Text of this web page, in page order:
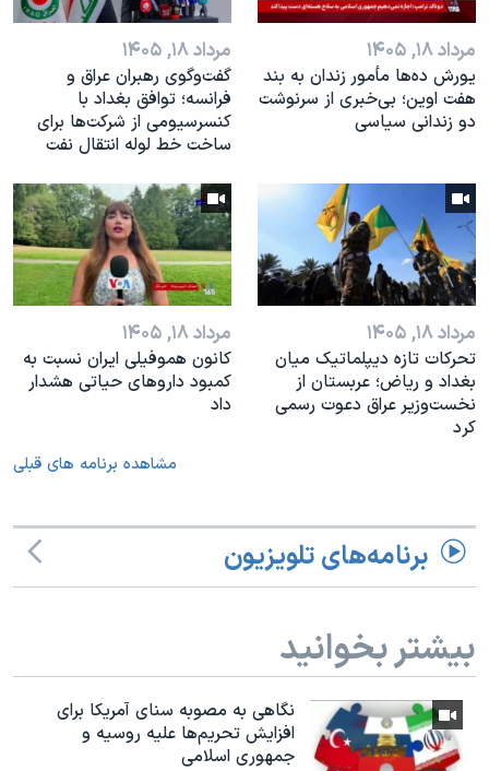
مرداد ۱۸, ۱۴۰۵
یورش ده‌ها مأمور زندان به بند
هفت اوین؛ بی‌خبری از سرنوشت
دو زندانی سیاسی
مرداد ۱۸, ۱۴۰۵
گفت‌وگوی رهبران عراق و
فرانسه؛ توافق بغداد با
کنسرسیومی از شرکت‌ها برای
ساخت خط لوله انتقال نفت
مرداد ۱۸, ۱۴۰۵
تحرکات تازه دیپلماتیک میان
بغداد و ریاض؛ عربستان از
نخست‌وزیر عراق دعوت رسمی
کرد
مرداد ۱۸, ۱۴۰۵
کانون هموفیلی ایران نسبت به
کمبود داروهای حیاتی هشدار
داد
مشاهده برنامه های قبلی
برنامه‌های تلویزیون
بیشتر بخوانید
نگاهی به مصوبه سنای آمریکا برای
افزایش تحریم‌ها علیه روسیه و
جمهوری اسلامی